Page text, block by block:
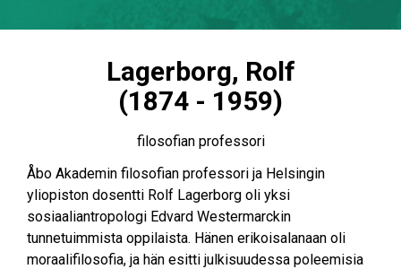
Lagerborg, Rolf
(1874 - 1959)
filosofian professori
Åbo Akademin filosofian professori ja Helsingin
yliopiston dosentti Rolf Lagerborg oli yksi
sosiaaliantropologi Edvard Westermarckin
tunnetuimmista oppilaista. Hänen erikoisalanaan oli
moraalifilosofia, ja hän esitti julkisuudessa poleemisia